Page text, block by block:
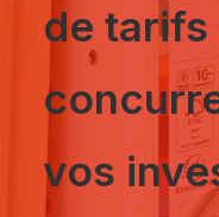
de
vos